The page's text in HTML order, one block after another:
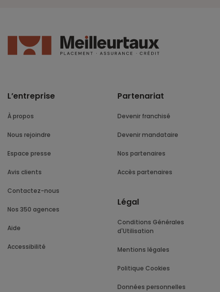
L’entreprise
À propos
Nous rejoindre
Espace presse
Avis clients
Contactez-nous
Nos 350 agences
Aide
Accessibilité
Partenariat
Devenir franchisé
Devenir mandataire
Nos partenaires
Accès partenaires
Légal
Conditions Générales
d'Utilisation
Mentions légales
Politique Cookies
Données personnelles